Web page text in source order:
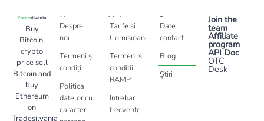
Buy
Bitcoin,
crypto
price sell
Bitcoin and
buy
Ethereum
on
Tradesilvania
About
Despre
noi
Termeni și
condiții
Politica
datelor cu
caracter
Help
Tarife si
Comisioane
Termeni si
conditii
RAMP
Intrebari
frecvente
Contact
Date
contact
Blog
Știri
Join the
team
Affiliate
program
API Doc
OTC
Desk